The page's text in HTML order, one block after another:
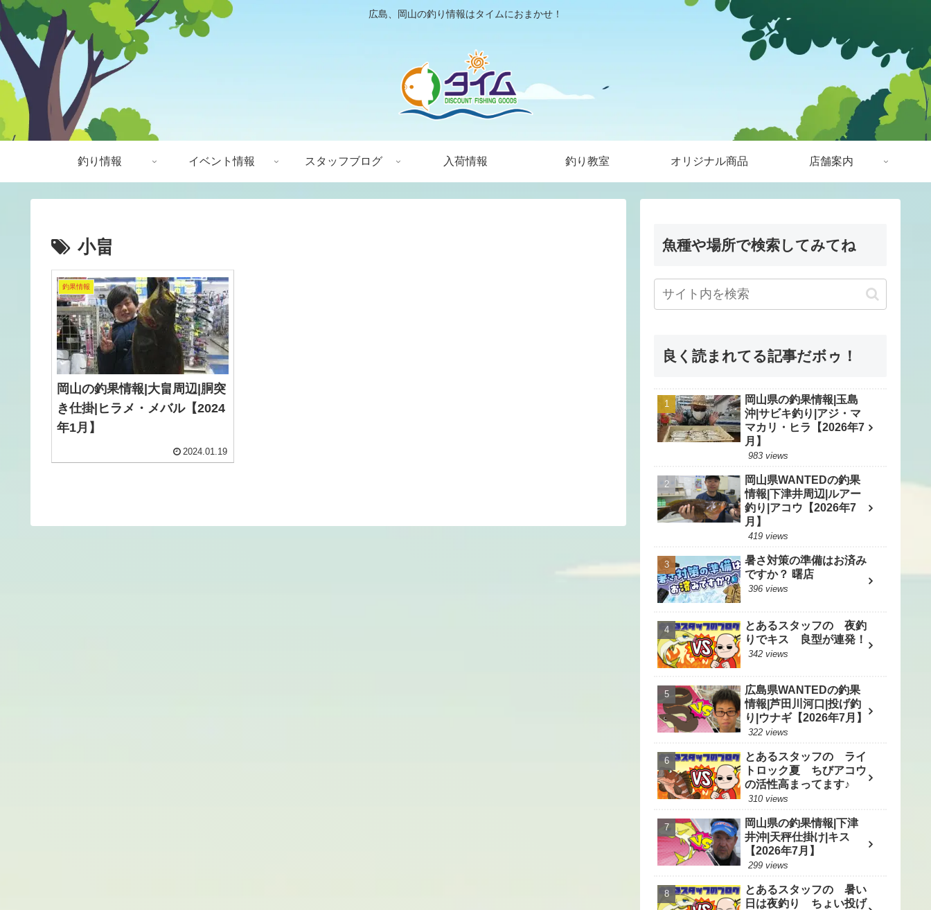
広島、岡山の釣り情報はタイムにおまかせ！
釣り情報 イベント情報 スタッフブログ 入荷情報 釣り教室 オリジナル商品 店舗案内
小畠
釣果情報
岡山の釣果情報|大畠周辺|胴突
き仕掛|ヒラメ・メバル【2024
年1月】
2024.01.19
魚種や場所で検索してみてね
良く読まれてる記事だボゥ！
岡山県の釣果情報|玉島
沖|サビキ釣り|アジ・マ
マカリ・ヒラ【2026年7
月】
983 views
岡山県WANTEDの釣果
情報|下津井周辺|ルアー
釣り|アコウ【2026年7
月】
419 views
暑さ対策の準備はお済み
ですか？ 曙店
396 views
とあるスタッフの 夜釣
りでキス 良型が連発！
342 views
広島県WANTEDの釣果
情報|芦田川河口|投げ釣
り|ウナギ【2026年7月】
322 views
とあるスタッフの ライ
トロック夏 ちびアコウ
の活性高まってます♪
310 views
岡山県の釣果情報|下津
井沖|天秤仕掛け|キス
【2026年7月】
299 views
とあるスタッフの 暑い
日は夜釣り ちょい投げ